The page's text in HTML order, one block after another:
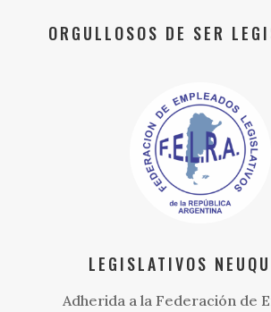
ORGULLOSOS DE SER
LEGISLATIVOS
Adherida a la Federación de